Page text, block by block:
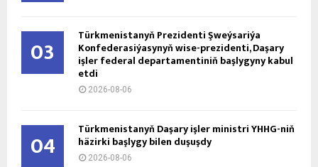
03 Türkmenistanyň Prezidenti Şweýsariýa
Konfederasiýasynyň wise-prezidenti, Daşary
işler federal departamentiniň başlygyny kabul
etdi
2026-08-06
04 Türkmenistanyň Daşary işler ministri ÝHHG-niň
häzirki başlygy bilen duşuşdy
2026-08-06